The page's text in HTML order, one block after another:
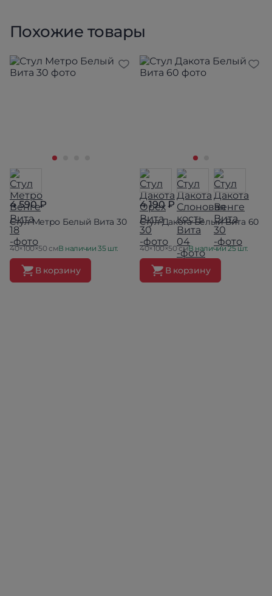
Похожие товары
4 590 ₽
Стул Метро Белый Вита 30
40×100×50 смВ наличии 35 шт.
В корзину
4 190 ₽
Стул Дакота Белый Вита 60
40×100×50 смВ наличии 25 шт.
В корзину